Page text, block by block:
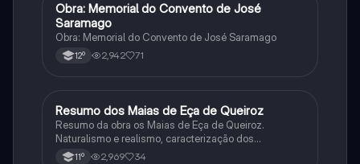
Português
Obra: Memorial do Convento de José
Saramago
Obra: Memorial do Convento de José Saramago
12º 2,942 71
Português
Resumo dos Maias de Eça de Queiroz
Resumo da obra os Maias de Eça de Queiroz.
Naturalismo e realismo, caracterização dos
personagens e contexto histórico.
11º 2,969 34